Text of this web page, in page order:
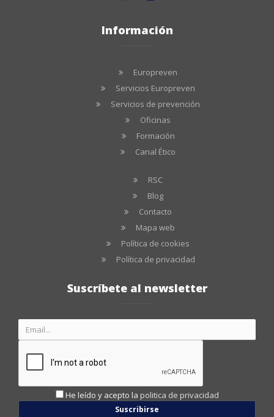
Información
Europreven
Servicios Europreven
Servicios de prevención
Oficinas
Formación
Canal Ético
RSC
Blog
Contacto
Mapa web
Política de cookies
Política de privacidad
Suscríbete al newsletter
He leído y acepto la politica de privacidad
Suscribirse